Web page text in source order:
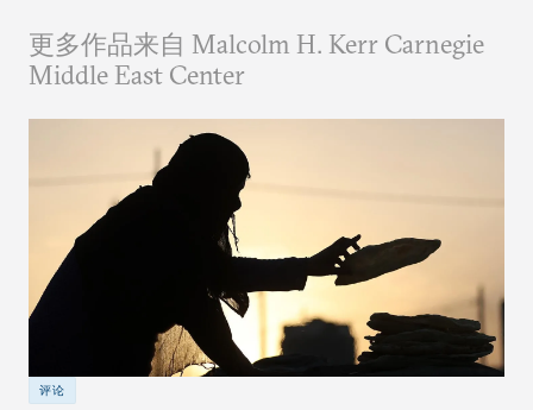
更多作品来自 Malcolm H. Kerr Carnegie
Middle East Center
评论